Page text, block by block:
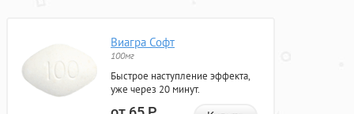
Виагра Софт
100мг
Быстрое наступление эффекта,
уже через 20 минут.